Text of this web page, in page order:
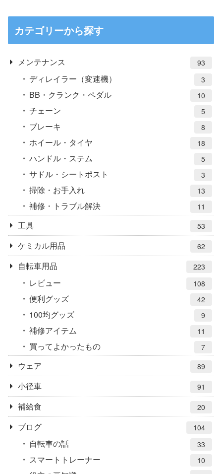
カテゴリーから探す
メンテナンス 93
ディレイラー（変速機） 3
BB・クランク・ペダル 10
チェーン 5
ブレーキ 8
ホイール・タイヤ 18
ハンドル・ステム 5
サドル・シートポスト 3
掃除・お手入れ 13
補修・トラブル解決 11
工具 53
ケミカル用品 62
自転車用品 223
レビュー 108
便利グッズ 42
100均グッズ 9
補修アイテム 11
買ってよかったもの 7
ウェア 89
小径車 91
補給食 20
ブログ 104
自転車の話 33
スマートトレーナー 10